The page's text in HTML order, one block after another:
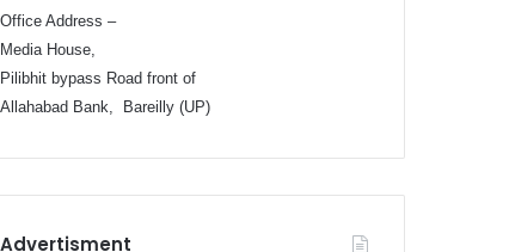
Office Address –
Media House,
Pilibhit bypass Road front of
Allahabad Bank, Bareilly (UP)
Advertisment